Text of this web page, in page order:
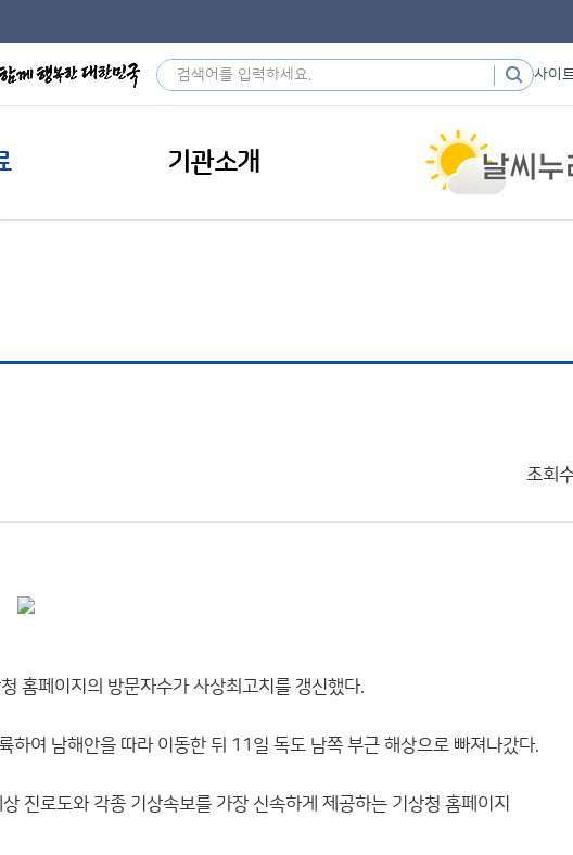
사이
기관소개
조회
홈페이지의 방문자수가 사상최고치를 갱신했다.
하여 남해안을 따라 이동한 뒤 11일 독도 남쪽 부근 해상으로 빠져나갔다.
진로도와 각종 기상속보를 가장 신속하게 제공하는 기상청 홈페이지